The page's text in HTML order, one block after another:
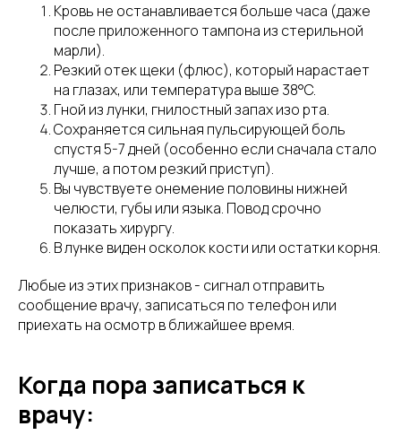
Кровь не останавливается больше часа (даже
после приложенного тампона из стерильной
марли).
Резкий отек щеки (флюс), который нарастает
на глазах, или температура выше 38°C.
Гной из лунки, гнилостный запах изо рта.
Сохраняется сильная пульсирующей боль
спустя 5-7 дней (особенно если сначала стало
лучше, а потом резкий приступ).
Вы чувствуете онемение половины нижней
челюсти, губы или языка. Повод срочно
показать хирургу.
В лунке виден осколок кости или остатки корня.
Любые из этих признаков - сигнал отправить
сообщение врачу, записаться по телефон или
приехать на осмотр в ближайшее время.
Когда пора записаться к
врачу: